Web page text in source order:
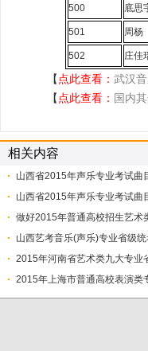
500 底思
501 周杨
502 庄佳
【 点此查看： 武汉
【 点此查看： 国内
相关内容
山西省2015年声乐专业考试曲
山西省2015年声乐专业考试曲
做好2015年普通高校招生艺术
山西艺考音乐(声乐)专业省级
2015年河南省艺术类九大专业
2015年上海市普通高校表演类